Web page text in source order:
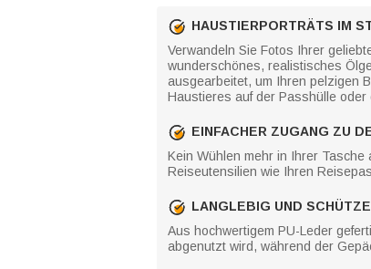
HAUSTIERPORTRÄTS IM
Verwandeln Sie Fotos Ihrer
wunderschönes, realistisches
ausgearbeitet, um Ihren pelzigen
Haustieres auf der Passhülle
EINFACHER ZUGANG ZU
Kein Wühlen mehr in Ihrer
Reiseutensilien wie Ihren
LANGLEBIG UND
Aus hochwertigem PU-Leder
abgenutzt wird, während der